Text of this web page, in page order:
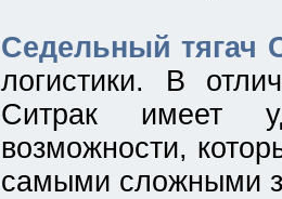
Седельный тягач
логистики. В
Ситрак имеет
возможности,
самыми сложными